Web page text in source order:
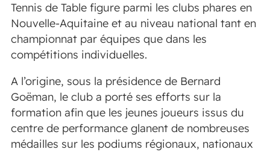
Tennis de Table figure parmi les clubs phares en
Nouvelle-Aquitaine et au niveau national tant en
championnat par équipes que dans les
compétitions individuelles.
A l’origine, sous la présidence de Bernard
Goëman, le club a porté ses efforts sur la
formation afin que les jeunes joueurs issus du
centre de performance glanent de nombreuses
médailles sur les podiums régionaux, nationaux